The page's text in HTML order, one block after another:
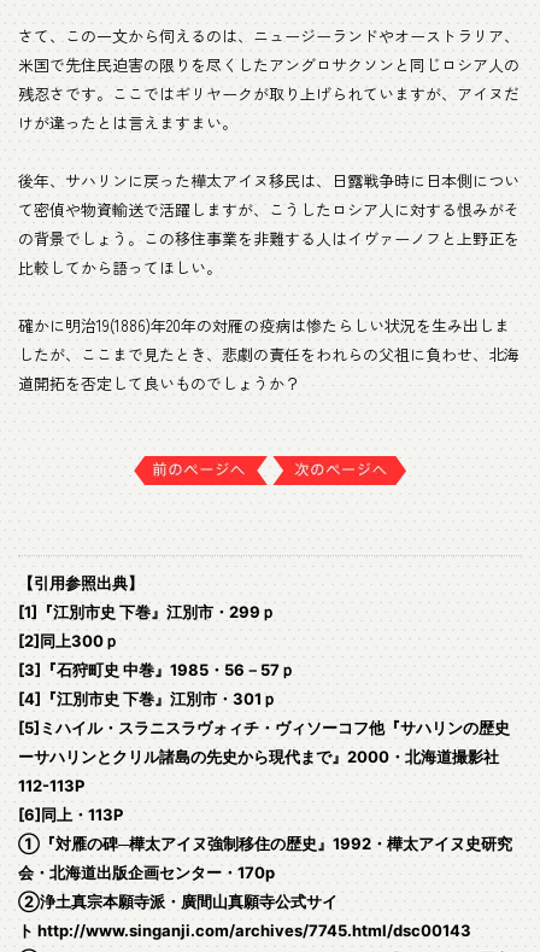
さて、この一文から伺えるのは、ニュージーランドやオーストラリア、
米国で先住民迫害の限りを尽くしたアングロサクソンと同じロシア人の
残忍さです。ここではギリヤークが取り上げられていますが、アイヌだ
けが違ったとは言えますまい。
後年、サハリンに戻った樺太アイヌ移民は、日露戦争時に日本側につい
て密偵や物資輸送で活躍しますが、こうしたロシア人に対する恨みがそ
の背景でしょう。この移住事業を非難する人はイヴァーノフと上野正を
比較してから語ってほしい。
確かに明治19(1886)年20年の対雁の疫病は惨たらしい状況を生み出しま
したが、ここまで見たとき、悲劇の責任をわれらの父祖に負わせ、北海
道開拓を否定して良いものでしょうか？
【引用参照出典】
[1]『江別市史 下巻』江別市・299ｐ
[2]同上300ｐ
[3]『石狩町史 中巻』1985・56－57ｐ
[4]『江別市史 下巻』江別市・301ｐ
[5]ミハイル・スラニスラヴォィチ・ヴィソーコフ他『サハリンの歴史
ーサハリンとクリル諸島の先史から現代まで』2000・北海道撮影社
112-113P
[6]同上・113P
①『対雁の碑─樺太アイヌ強制移住の歴史』1992・樺太アイヌ史研究
会・北海道出版企画センター・170p
②浄土真宗本願寺派・廣間山真願寺公式サイ
ト http://www.singanji.com/archives/7745.html/dsc00143